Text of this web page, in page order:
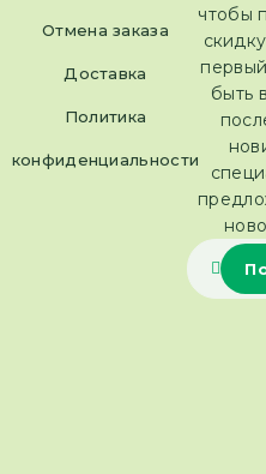
Отмена заказа
Доставка
Политика
конфиденциальности
чтобы
быть